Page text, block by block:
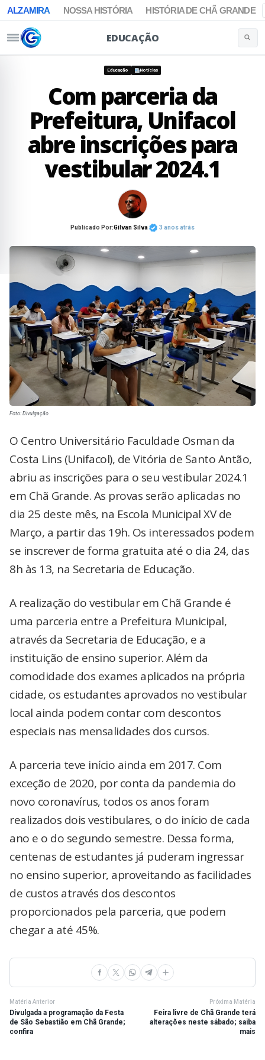
ALZAMIRA NOSSA HISTÓRIA HISTÓRIA DE CHÃ GRANDE
EDUCAÇÃO
Educação Notícias
Com parceria da
Prefeitura, Unifacol
abre inscrições para
vestibular 2024.1
Publicado Por:Gilvan Silva 3 anos atrás
Foto: Divulgação
O Centro Universitário Faculdade Osman da
Costa Lins (Unifacol), de Vitória de Santo Antão,
abriu as inscrições para o seu vestibular 2024.1
em Chã Grande. As provas serão aplicadas no
dia 25 deste mês, na Escola Municipal XV de
Março, a partir das 19h. Os interessados podem
se inscrever de forma gratuita até o dia 24, das
8h às 13, na Secretaria de Educação.
A realização do vestibular em Chã Grande é
uma parceria entre a Prefeitura Municipal,
através da Secretaria de Educação, e a
instituição de ensino superior. Além da
comodidade dos exames aplicados na própria
cidade, os estudantes aprovados no vestibular
local ainda podem contar com descontos
especiais nas mensalidades dos cursos.
A parceria teve início ainda em 2017. Com
exceção de 2020, por conta da pandemia do
novo coronavírus, todos os anos foram
realizados dois vestibulares, o do início de cada
ano e o do segundo semestre. Dessa forma,
centenas de estudantes já puderam ingressar
no ensino superior, aproveitando as facilidades
de custos através dos descontos
proporcionados pela parceria, que podem
chegar a até 45%.
Matéria Anterior
Divulgada a programação da Festa
de São Sebastião em Chã Grande;
confira
Próxima Matéria
Feira livre de Chã Grande terá
alterações neste sábado; saiba
mais